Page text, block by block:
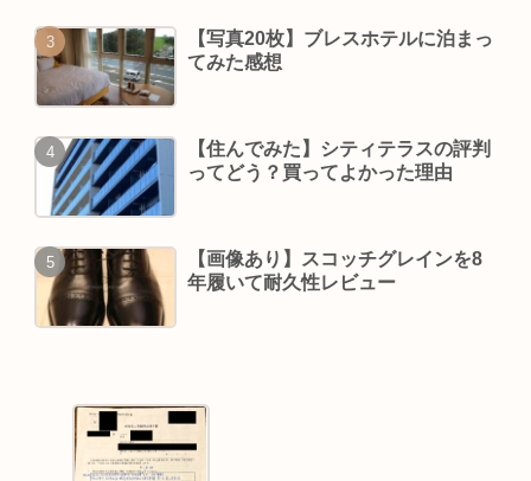
【写真20枚】ブレスホテルに泊まっ
てみた感想
【住んでみた】シティテラスの評判
ってどう？買ってよかった理由
【画像あり】スコッチグレインを8
年履いて耐久性レビュー